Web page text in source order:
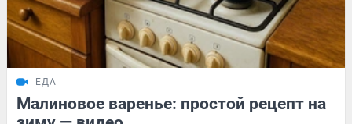
ЕДА
Малиновое варенье: простой рецепт на